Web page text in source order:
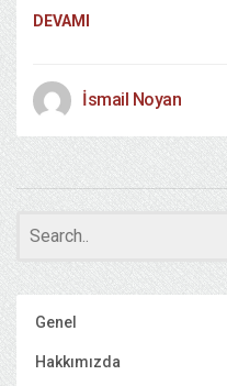
DEVAMI
İsmail Noyan
Genel
Hakkımızda